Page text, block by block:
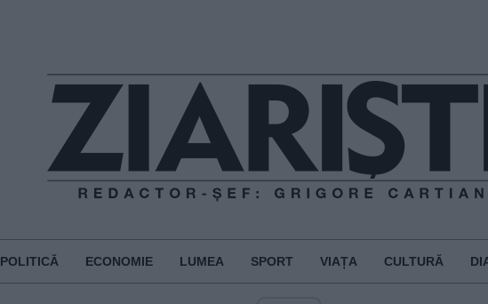
POLITICĂ ECONOMIE LUMEA SPORT VIAȚA CULTURĂ